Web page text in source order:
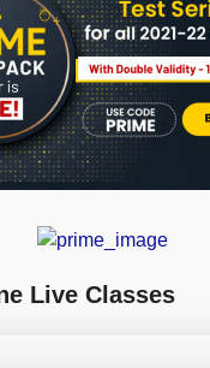
Live Classes